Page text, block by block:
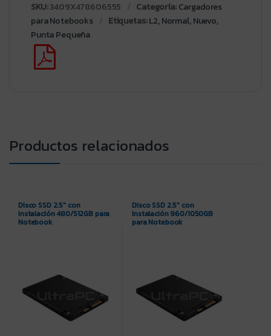
SKU:3409X478606555 Categoría:Cargadores
para Notebooks
Etiquetas:L2,Normal,Nuevo,
Punta Pequeña
Productos relacionados
Disco SSD 2.5″ con
Instalación 480/512GB para
Notebook
Disco SSD 2.5″ con
Instalación 960/1050GB
para Notebook